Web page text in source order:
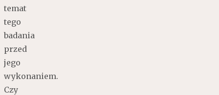
temat
tego
badania
przed
jego
wykonaniem.
Czy